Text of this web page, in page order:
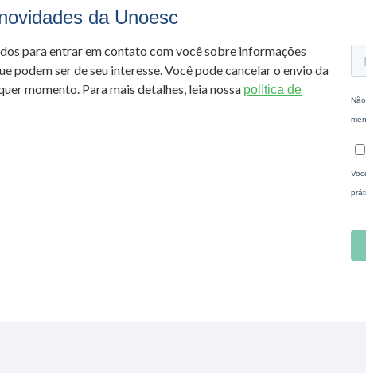
da Unoesc
para entrar em contato com você sobre informações
podem ser de seu interesse. Você pode cancelar o envio da
momento. Para mais detalhes, leia nossa política de